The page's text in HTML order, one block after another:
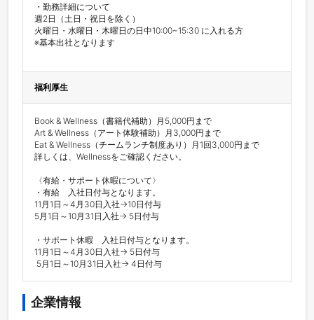
・勤務詳細について
週2日（土日・祝日を除く）
火曜日・水曜日・木曜日の日中10:00~15:30 に入れる方
※基本出社となります
福利厚生
Book & Wellness（書籍代補助）月5,000円まで
Art & Wellness（アート体験補助）月3,000円まで
Eat & Wellness（チームランチ制度あり）月1回3,000円まで
詳しくは、Wellnessをご確認ください。
〈有給・サポート休暇について〉
・有給　入社日付与となります。
11月1日～4月30日入社→10日付与
5月1日～10月31日入社→ 5日付与
・サポート休暇　入社日付与となります。
11月1日～4月30日入社→ 5日付与
5月1日～10月31日入社→ 4日付与
企業情報